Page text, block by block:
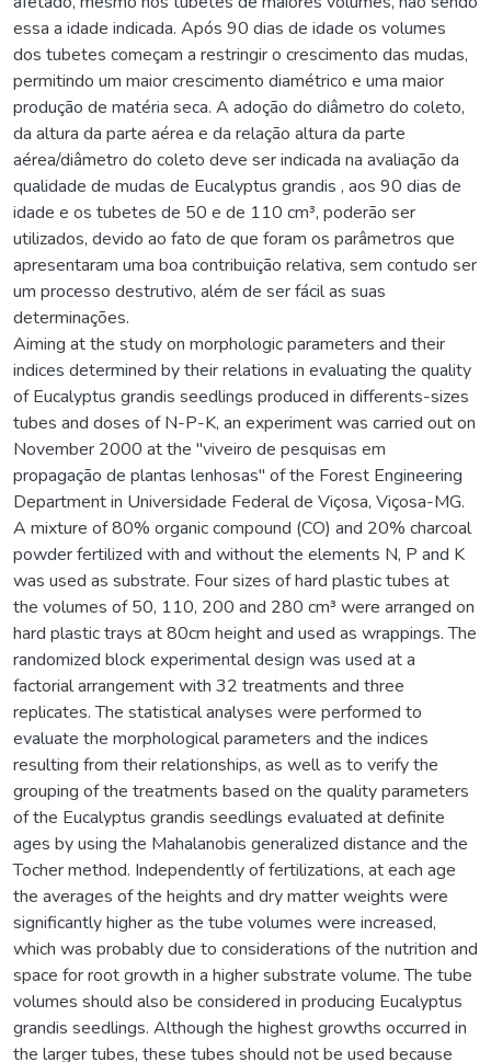
essa a idade indicada. Após 90 dias de idade os volumes
dos tubetes começam a restringir o crescimento das mudas,
permitindo um maior crescimento diamétrico e uma maior
produção de matéria seca. A adoção do diâmetro do coleto,
da altura da parte aérea e da relação altura da parte
aérea/diâmetro do coleto deve ser indicada na avaliação da
qualidade de mudas de Eucalyptus grandis , aos 90 dias de
idade e os tubetes de 50 e de 110 cm³, poderão ser
utilizados, devido ao fato de que foram os parâmetros que
apresentaram uma boa contribuição relativa, sem contudo ser
um processo destrutivo, além de ser fácil as suas
determinações.
Aiming at the study on morphologic parameters and their
indices determined by their relations in evaluating the quality
of Eucalyptus grandis seedlings produced in differents-sizes
tubes and doses of N-P-K, an experiment was carried out on
November 2000 at the "viveiro de pesquisas em
propagação de plantas lenhosas" of the Forest Engineering
Department in Universidade Federal de Viçosa, Viçosa-MG.
A mixture of 80% organic compound (CO) and 20% charcoal
powder fertilized with and without the elements N, P and K
was used as substrate. Four sizes of hard plastic tubes at
the volumes of 50, 110, 200 and 280 cm³ were arranged on
hard plastic trays at 80cm height and used as wrappings. The
randomized block experimental design was used at a
factorial arrangement with 32 treatments and three
replicates. The statistical analyses were performed to
evaluate the morphological parameters and the indices
resulting from their relationships, as well as to verify the
grouping of the treatments based on the quality parameters
of the Eucalyptus grandis seedlings evaluated at definite
ages by using the Mahalanobis generalized distance and the
Tocher method. Independently of fertilizations, at each age
the averages of the heights and dry matter weights were
significantly higher as the tube volumes were increased,
which was probably due to considerations of the nutrition and
space for root growth in a higher substrate volume. The tube
volumes should also be considered in producing Eucalyptus
grandis seedlings. Although the highest growths occurred in
the larger tubes, these tubes should not be used because